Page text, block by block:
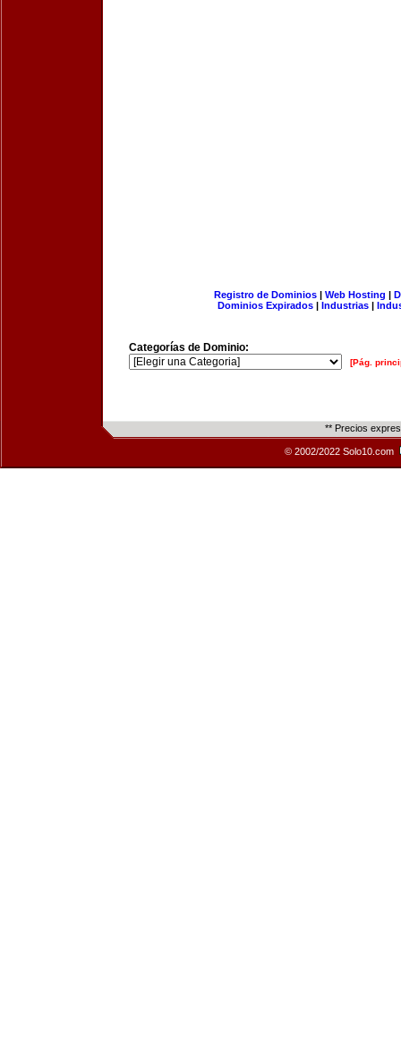
Registro de Dominios| Web Hosting |
Dominios Expirados | Industrias |
Categorías de Dominio:
[Pág.
** Precios
© 2002/2022 Solo10.com